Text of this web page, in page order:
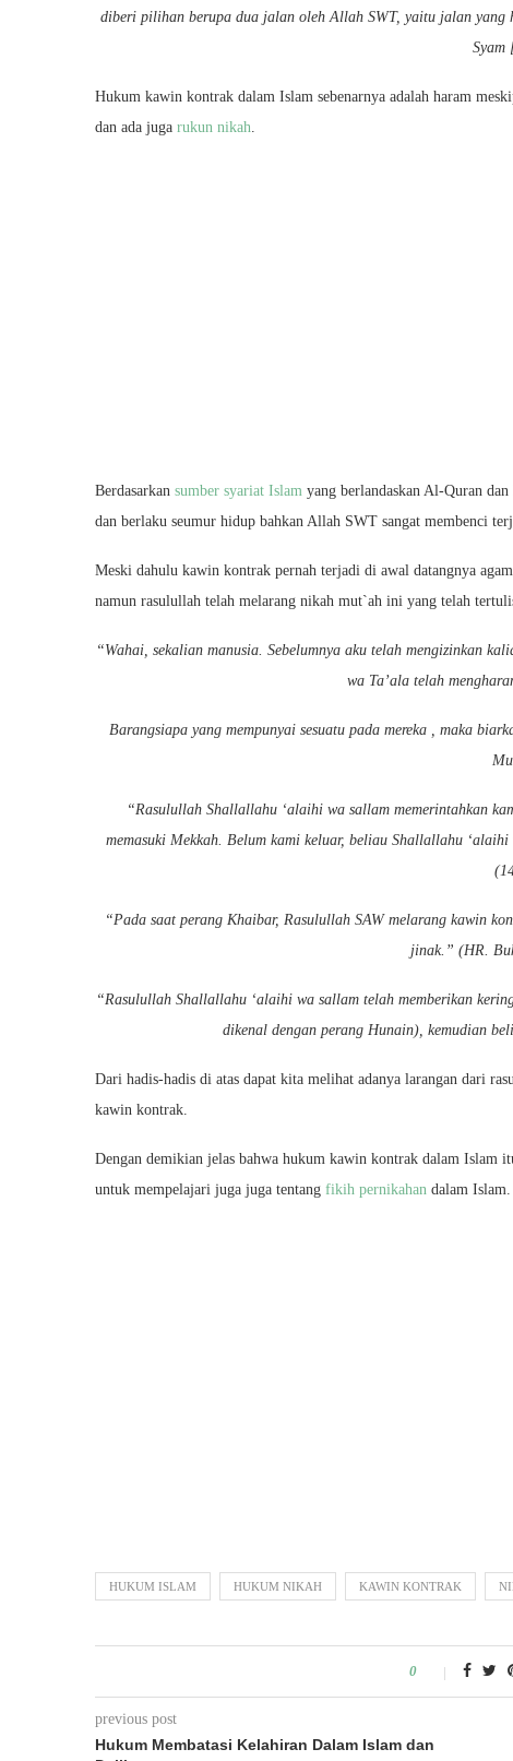
diberi pilihan berupa dua jalan oleh Allah SWT, yaitu jalan
Syam
Hukum kawin kontrak dalam Islam sebenarnya adalah haram
dan ada juga rukun nikah.
Berdasarkan sumber syariat Islam yang berlandaskan Al-Quran
dan berlaku seumur hidup bahkan Allah SWT sangat membenci
Meski dahulu kawin kontrak pernah terjadi di awal datangnya
namun rasulullah telah melarang nikah mut`ah ini yang telah
“Wahai, sekalian manusia. Sebelumnya aku telah mengizinkan
wa Ta’ala telah
Barangsiapa yang mempunyai sesuatu pada mereka , maka
“Rasulullah Shallallahu ‘alaihi wa sallam memerintahkan
memasuki Mekkah. Belum kami keluar, beliau Shallallahu
“Pada saat perang Khaibar, Rasulullah SAW melarang kawin
jinak.” (HR.
“Rasulullah Shallallahu ‘alaihi wa sallam telah memberikan
dikenal dengan perang Hunain), kemudian
Dari hadis-hadis di atas dapat kita melihat adanya larangan dari
kawin kontrak.
Dengan demikian jelas bahwa hukum kawin kontrak dalam Islam
untuk mempelajari juga juga tentang fikih pernikahan dalam Islam.
HUKUM ISLAM HUKUM NIKAH KAWIN KONTRAK
0
previous post
Hukum Membatasi Kelahiran Dalam Islam dan